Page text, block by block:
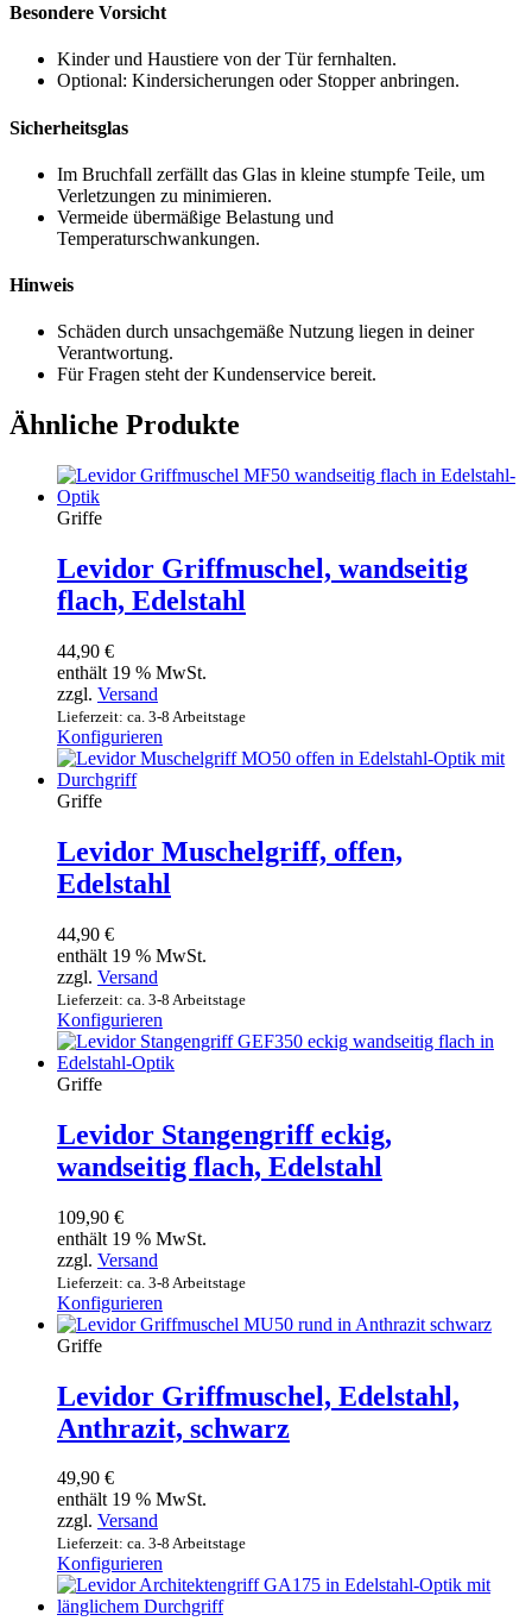
Besondere Vorsicht
Kinder und Haustiere von der Tür fernhalten.
Optional: Kindersicherungen oder Stopper anbringen.
Sicherheitsglas
Im Bruchfall zerfällt das Glas in kleine stumpfe Teile, um
Verletzungen zu minimieren.
Vermeide übermäßige Belastung und
Temperaturschwankungen.
Hinweis
Schäden durch unsachgemäße Nutzung liegen in deiner
Verantwortung.
Für Fragen steht der Kundenservice bereit.
Ähnliche Produkte
Griffe
Levidor Griffmuschel, wandseitig
flach, Edelstahl
44,90 €
enthält 19 % MwSt.
zzgl. Versand
Lieferzeit: ca. 3-8 Arbeitstage
Konfigurieren
Griffe
Levidor Muschelgriff, offen,
Edelstahl
44,90 €
enthält 19 % MwSt.
zzgl. Versand
Lieferzeit: ca. 3-8 Arbeitstage
Konfigurieren
Griffe
Levidor Stangengriff eckig,
wandseitig flach, Edelstahl
109,90 €
enthält 19 % MwSt.
zzgl. Versand
Lieferzeit: ca. 3-8 Arbeitstage
Konfigurieren
Griffe
Levidor Griffmuschel, Edelstahl,
Anthrazit, schwarz
49,90 €
enthält 19 % MwSt.
zzgl. Versand
Lieferzeit: ca. 3-8 Arbeitstage
Konfigurieren